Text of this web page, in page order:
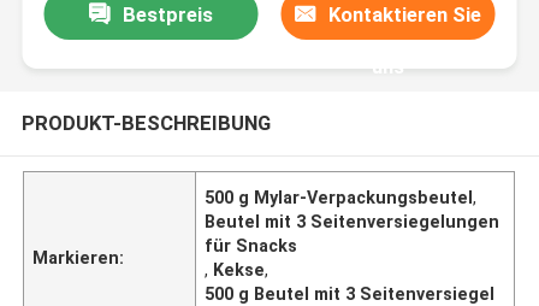
Bestpreis Kontaktieren Sie
uns
PRODUKT-BESCHREIBUNG
Markieren:
500 g Mylar-Verpackungsbeutel,
Beutel mit 3 Seitenversiegelungen
für Snacks
, Kekse,
500 g Beutel mit 3 Seitenversiegel